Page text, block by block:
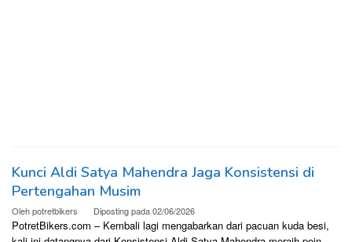
Kunci Aldi Satya Mahendra Jaga Konsistensi di
Pertengahan Musim
Olehpotretbikers Diposting pada02/06/2026
PotretBikers.com – Kembali lagi mengabarkan dari pacuan kuda besi,